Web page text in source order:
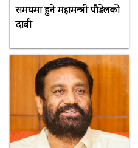
समयमा हुने महामन्त्री पौडेलको
दाबी